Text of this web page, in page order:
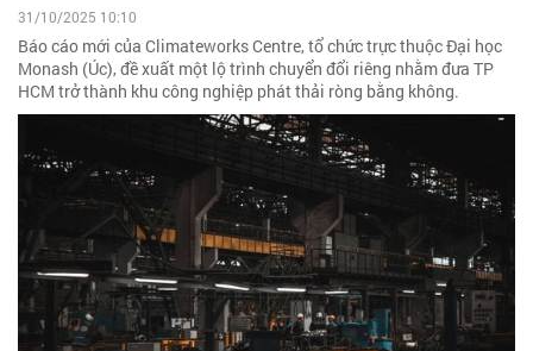
31/10/2025 10:10
Báo cáo mới của Climateworks Centre, tổ chức trực thuộc Đại học
Monash (Úc), đề xuất một lộ trình chuyển đổi riêng nhằm đưa TP
HCM trở thành khu công nghiệp phát thải ròng bằng không.